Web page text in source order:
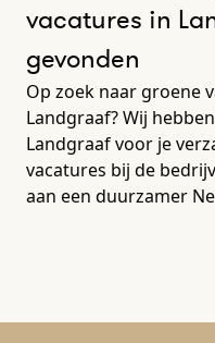
vacatures in
gevonden
Op zoek naar groene
Landgraaf? Wij
Landgraaf voor je
vacatures bij de
aan een duurzamer